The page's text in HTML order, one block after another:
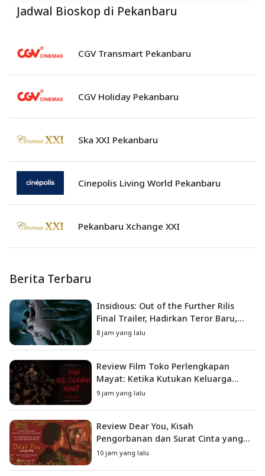
Jadwal Bioskop di Pekanbaru
CGV Transmart Pekanbaru
CGV Holiday Pekanbaru
Ska XXI Pekanbaru
Cinepolis Living World Pekanbaru
Pekanbaru Xchange XXI
Berita Terbaru
Insidious: Out of the Further Rilis
Final Trailer, Hadirkan Teror Baru,
Iblis Kini Masuk ke Dunia Manusia
8 jam yang lalu
Review Film Toko Perlengkapan
Mayat: Ketika Kutukan Keluarga
Menjadi Sumber Teror yang
9 jam yang lalu
Review Dear You, Kisah
Pengorbanan dan Surat Cinta yang
Menyentuh Hati
10 jam yang lalu